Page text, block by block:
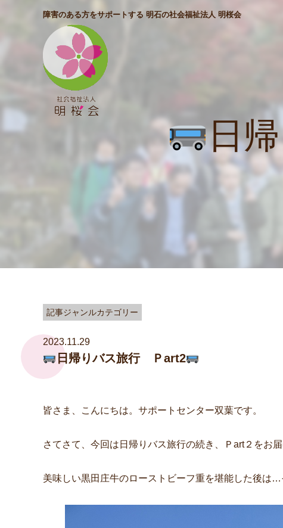
障害のある方をサポートする 明石の社会福祉法人 明桜会
日
記事ジャンルカテゴリー
2023.11.29
日帰りバス旅行 Ｐart2
皆さま、こんにちは。サポートセンター双葉です。
さてさて、今回は日帰りバス旅行の続き、Ｐart２をお
美味しい黒田庄牛のローストビーフ重を堪能した後は